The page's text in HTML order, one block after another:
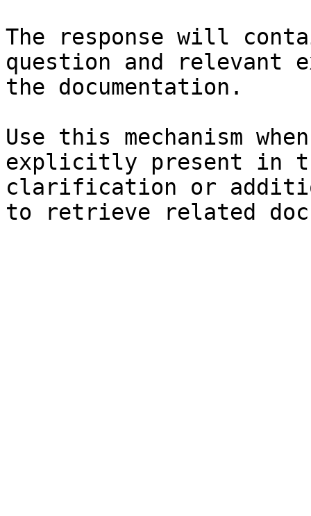
The response will
question and relevant
the documentation.
Use this mechanism
explicitly present in
clarification or